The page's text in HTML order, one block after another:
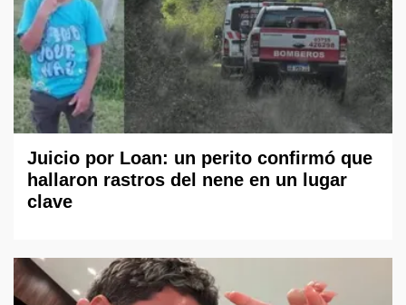
Juicio por Loan: un perito confirmó que
hallaron rastros del nene en un lugar
clave